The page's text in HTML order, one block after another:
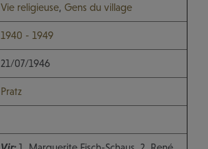
Vie religieuse, Gens du village
1940 - 1949
21/07/1946
Pratz